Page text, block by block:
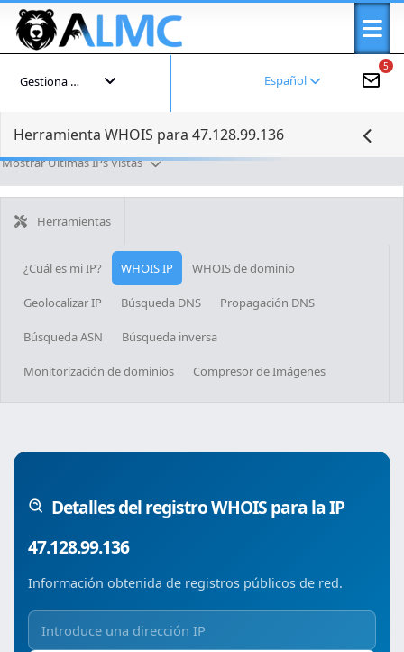
5
Español
Gestiona tu cuenta
Herramienta WHOIS para 47.128.99.136
Mostrar Últimas IPs Vistas
Herramientas
¿Cuál es mi IP? WHOIS IP WHOIS de dominio
Geolocalizar IP Búsqueda DNS Propagación DNS
Búsqueda ASN Búsqueda inversa
Monitorización de dominios Compresor de Imágenes
Detalles del registro WHOIS para la IP
47.128.99.136
Información obtenida de registros públicos de red.